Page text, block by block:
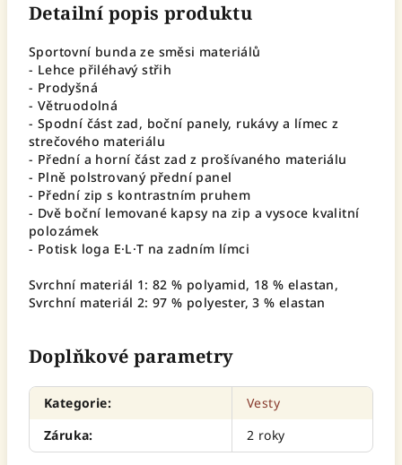
Detailní popis produktu
Sportovní bunda ze směsi materiálů
- Lehce přiléhavý střih
- Prodyšná
- Větruodolná
- Spodní část zad, boční panely, rukávy a límec z
strečového materiálu
- Přední a horní část zad z prošívaného materiálu
- Plně polstrovaný přední panel
- Přední zip s kontrastním pruhem
- Dvě boční lemované kapsy na zip a vysoce kvalitní
polozámek
- Potisk loga E·L·T na zadním límci
Svrchní materiál 1: 82 % polyamid, 18 % elastan,
Svrchní materiál 2: 97 % polyester, 3 % elastan
Doplňkové parametry
Kategorie:
Vesty
Záruka: 2 roky